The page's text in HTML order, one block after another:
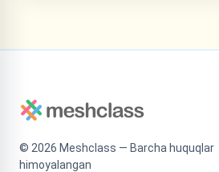
© 2026 Meshclass — Barcha huquqlar
himoyalangan